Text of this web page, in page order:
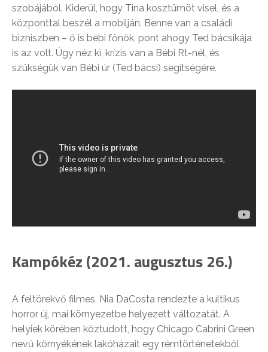
szobájából. Kiderül, hogy Tina kosztümöt visel, és a
központtal beszél a mobilján. Benne van a családi
bizniszben – ő is bébi főnök, pont ahogy Ted bácsikája
is az volt. Úgy néz ki, krízis van a Bébi Rt-nél, és
szükségük van Bébi úr (Ted bácsi) segítségére.
Kampókéz (2021. augusztus 26.)
A feltörekvő filmes, Nia DaCosta rendezte a kultikus
horror új, mai környezetbe helyezett változatát. A
helyiek körében köztudott, hogy Chicago Cabrini Green
nevű környékének lakóházait egy rémtörténetekből